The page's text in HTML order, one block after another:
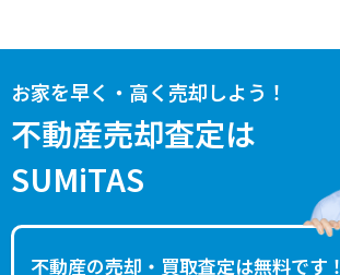
1,400 万円 伊勢田 100.00㎡
お家を早く・高く売却しよう！
不動産売却査定は
SUMiTAS
不動産の売却・買取査定は無料です！